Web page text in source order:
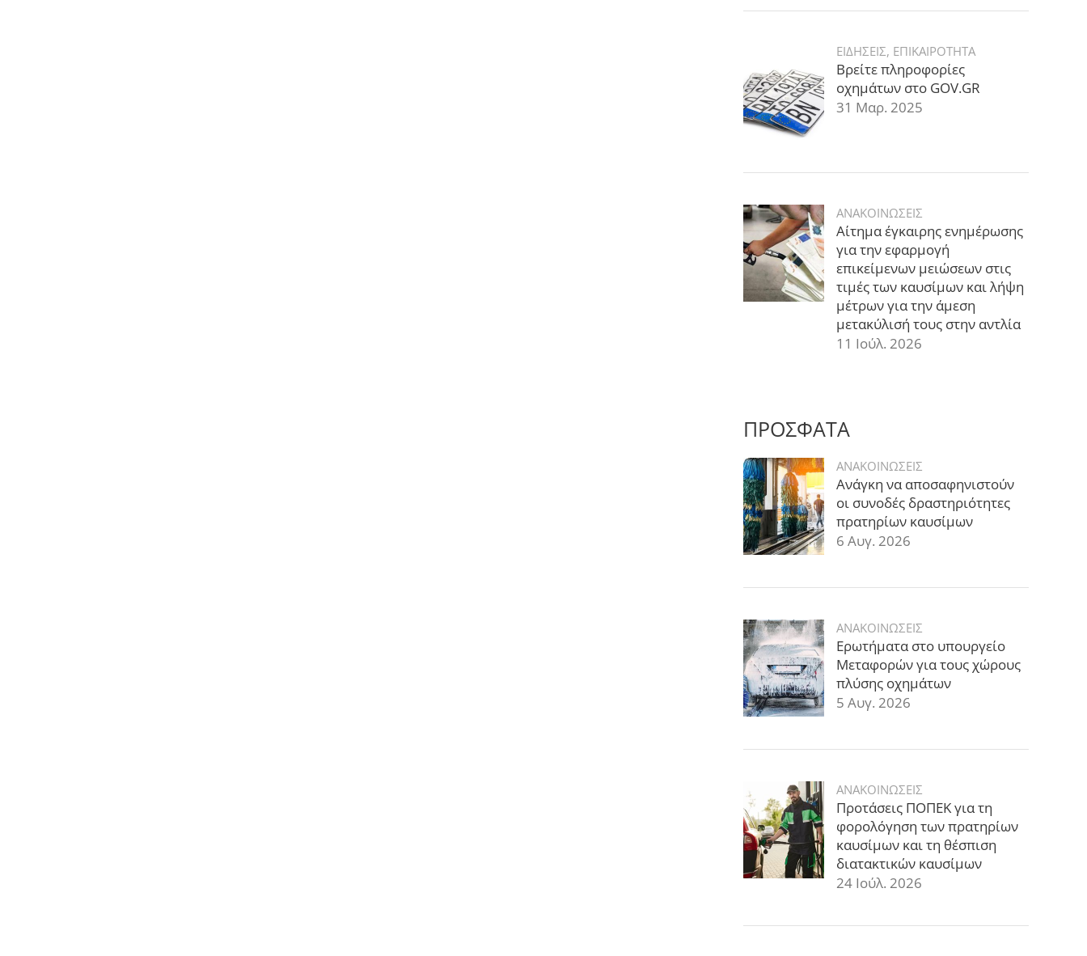
ΕΙΔΗΣΕΙΣ, ΕΠΙΚΑΙΡΟΤΗΤΑ
Βρείτε πληροφορίες
οχημάτων στο GOV.GR
31 Μαρ. 2025
ΑΝΑΚΟΙΝΩΣΕΙΣ
Αίτημα έγκαιρης ενημέρωσης
για την εφαρμογή
επικείμενων μειώσεων στις
τιμές των καυσίμων και λήψη
μέτρων για την άμεση
μετακύλισή τους στην αντλία
11 Ιούλ. 2026
ΠΡΟΣΦΑΤΑ
ΑΝΑΚΟΙΝΩΣΕΙΣ
Ανάγκη να αποσαφηνιστούν
οι συνοδές δραστηριότητες
πρατηρίων καυσίμων
6 Αυγ. 2026
ΑΝΑΚΟΙΝΩΣΕΙΣ
Ερωτήματα στο υπουργείο
Μεταφορών για τους χώρους
πλύσης οχημάτων
5 Αυγ. 2026
ΑΝΑΚΟΙΝΩΣΕΙΣ
Προτάσεις ΠΟΠΕΚ για τη
φορολόγηση των πρατηρίων
καυσίμων και τη θέσπιση
διατακτικών καυσίμων
24 Ιούλ. 2026